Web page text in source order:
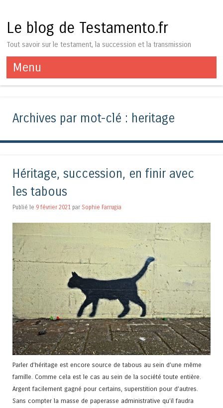
Le blog de Testamento.fr
Tout savoir sur le testament, la succession et la transmission
Menu
Aller au contenu
Archives par mot-clé : heritage
Héritage, succession, en finir avec
les tabous
Publié le 9 février 2021 par Sophie Farrugia
Parler d’héritage est encore source de tabous au sein d’une même
famille. Comme cela est le cas au sein de la société toute entière.
Argent facilement gagné pour certains, superstition pour d’autres.
Sans compter la masse de paperasse administrative qu’il faudra